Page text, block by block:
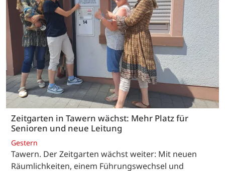
Zeitgarten in Tawern wächst: Mehr Platz für
Senioren und neue Leitung
Gestern
Tawern. Der Zeitgarten wächst weiter: Mit neuen
Räumlichkeiten, einem Führungswechsel und